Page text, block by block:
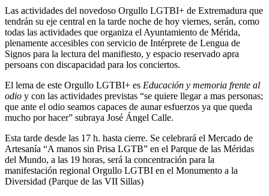
Las actividades del novedoso Orgullo LGTBI+ de Extremadura que
tendrán su eje central en la tarde noche de hoy viernes, serán, como
todas las actividades que organiza el Ayuntamiento de Mérida,
plenamente accesibles con servicio de Intérprete de Lengua de
Signos para la lectura del manifiesto, y espacio reservado apra
persoans con discapacidad para los conciertos.
El lema de este Orgullo LGTBI+ es Educación y memoria frente al
odio y con las actividades previstas “se quiere llegar a mas personas;
que ante el odio seamos capaces de aunar esfuerzos ya que queda
mucho por hacer” subraya José Ángel Calle.
Esta tarde desde las 17 h. hasta cierre. Se celebrará el Mercado de
Artesanía “A manos sin Prisa LGTB” en el Parque de las Méridas
del Mundo, a las 19 horas, será la concentración para la
manifestación regional Orgullo LGTBI en el Monumento a la
Diversidad (Parque de las VII Sillas)